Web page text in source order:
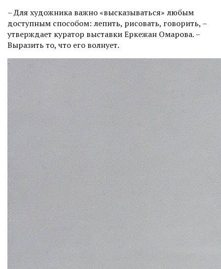
– Для художника важно «выска­зываться» любым
доступным способом: лепить, рисовать, говорить, –
утверждает куратор выставки Еркежан Омарова. –
Выразить то, что его волнует.